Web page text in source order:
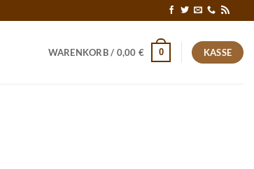
WARENKORB / 0,00 € 0 KASSE